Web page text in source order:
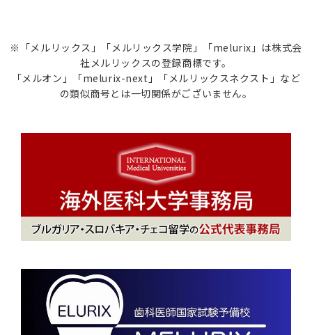
※「メルリックス」「メルリックス学院」「melurix」は株式会
社メルリックスの登録商標です。
「メルオン」「melurix-next」「メルリックスネクスト」など
の類似商号とは一切関係がございません。